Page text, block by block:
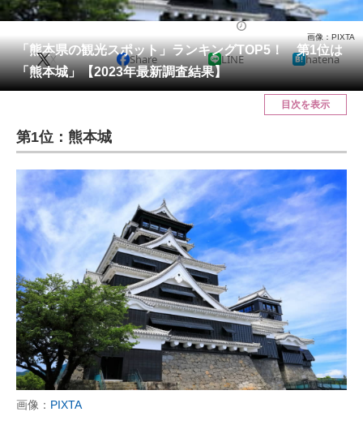
動物 リサーチ
会員記事
メディア
ITの今と未来を見通す
スマホと通信の最新トレンド
進化するPCとデバイスの未来
好きが集まる 比べて選べる
ビジネスと働き方のヒント
AI活用のいまが分かる
企業ITのトレンドを詳説
「熊本県の観光スポット」ランキングTOP5！ 第1位は
「熊本城」【2023年最新調査結果】
画像：PIXTA
X Share LINE hatena
目次を表示
第1位：熊本城
画像： PIXTA